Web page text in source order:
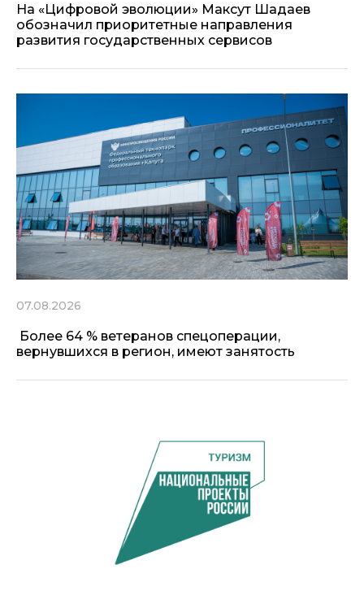
На «Цифровой эволюции» Максут Шадаев
обозначил приоритетные направления
развития государственных сервисов
07.08.2026
Более 64 % ветеранов спецоперации,
вернувшихся в регион, имеют занятость